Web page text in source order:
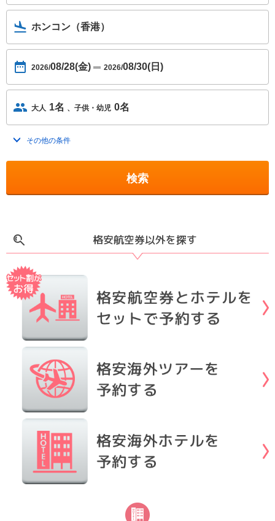
ホンコン（香港）
2026/08/28(金) 2026/08/30(日)
大人 1名 子供・幼児 0名
トグルを開く
その他の条件
検索
格安航空券以外を探す